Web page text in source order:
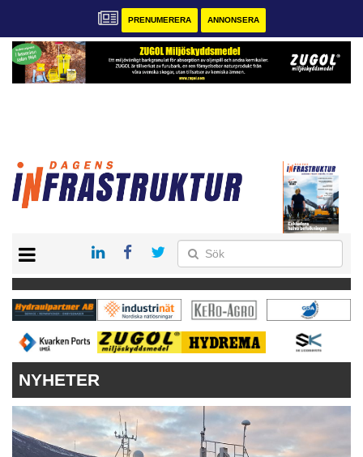
PRENUMERERA ANNONSERA
KONTAKT
VÅRA ANDRA MAGASIN
PRENUMERERA
ANNONSERA
NYHETER